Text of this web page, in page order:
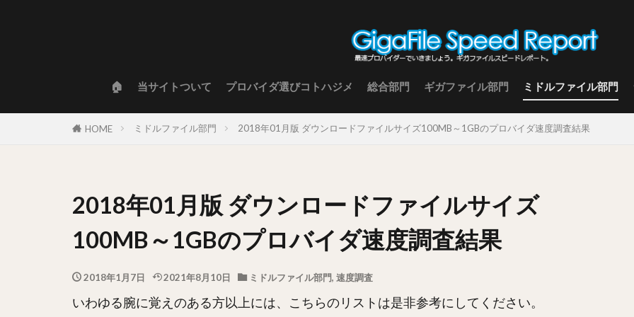
🏠 当サイトついて プロバイダ選びコトハジメ 総合部門 ギガファイル部門 ミドルファイル部門
HOME ミドルファイル部門 2018年01月版 ダウンロードファイルサイズ100MB～1GBのプロバイダ速度調査結果
2018年01月版 ダウンロードファイルサイズ
100MB～1GBのプロバイダ速度調査結果
2018年1月7日 2021年8月10日 ミドルファイル部門, 速度調査
いわゆる腕に覚えのある方以上には、こちらのリストは是非参考にしてください。